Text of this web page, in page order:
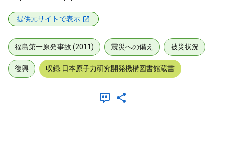
提供元サイトで表示
福島第一原発事故 (2011) 震災への備え 被災状況
復興 収録:日本原子力研究開発機構図書館蔵書